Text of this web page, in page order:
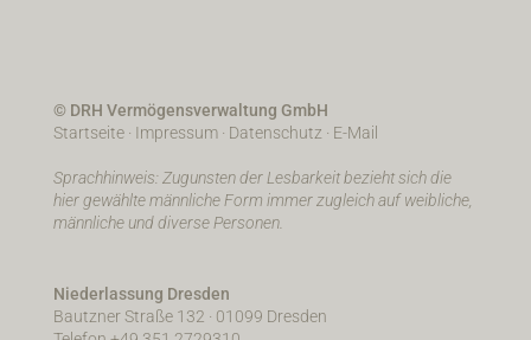
© DRH Vermögensverwaltung GmbH
Startseite· Impressum· Datenschutz · E-Mail
Sprachhinweis: Zugunsten der Lesbarkeit bezieht sich die
hier gewählte männliche Form immer zugleich auf weibliche,
männliche und diverse Personen.
Niederlassung Dresden
Bautzner Straße 132 · 01099 Dresden